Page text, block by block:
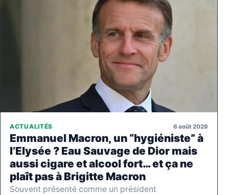
ACTUALITÉS 6 août 2026
Emmanuel Macron, un “hygiéniste” à
l’Elysée ? Eau Sauvage de Dior mais
aussi cigare et alcool fort… et ça ne
plaît pas à Brigitte Macron
Souvent présenté comme un président